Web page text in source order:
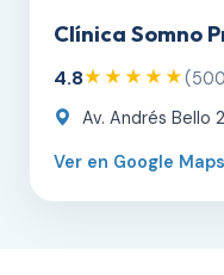
Clínica Somno
4.8★★★★★
Av. Andrés Bello
Ver en Google Maps